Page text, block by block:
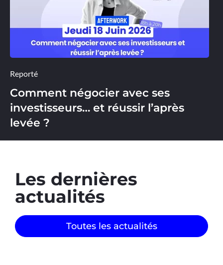
Reporté
Comment négocier avec ses
investisseurs… et réussir l’après
levée ?
Les dernières
actualités
Toutes les actualités